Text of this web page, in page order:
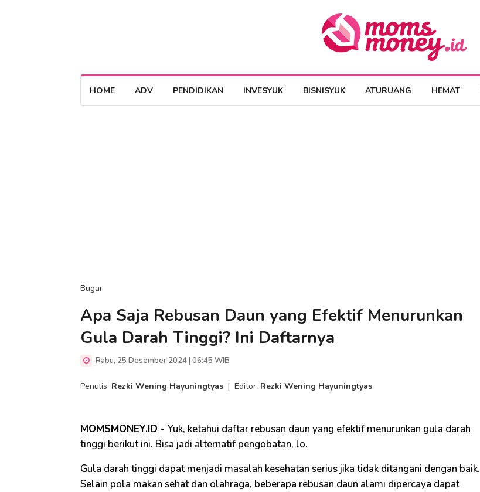
HOME ADV PENDIDIKAN INVESYUK BISNISYUK ATURUANG HEMAT
Bugar
Apa Saja Rebusan Daun yang Efektif Menurunkan
Gula Darah Tinggi? Ini Daftarnya
Rabu, 25 Desember 2024 | 06:45 WIB
Penulis: Rezki Wening Hayuningtyas | Editor: Rezki Wening Hayuningtyas
MOMSMONEY.ID - Yuk, ketahui daftar rebusan daun yang efektif menurunkan gula darah
tinggi berikut ini. Bisa jadi alternatif pengobatan, lo.
Gula darah tinggi dapat menjadi masalah kesehatan serius jika tidak ditangani dengan baik.
Selain pola makan sehat dan olahraga, beberapa rebusan daun alami dipercaya dapat